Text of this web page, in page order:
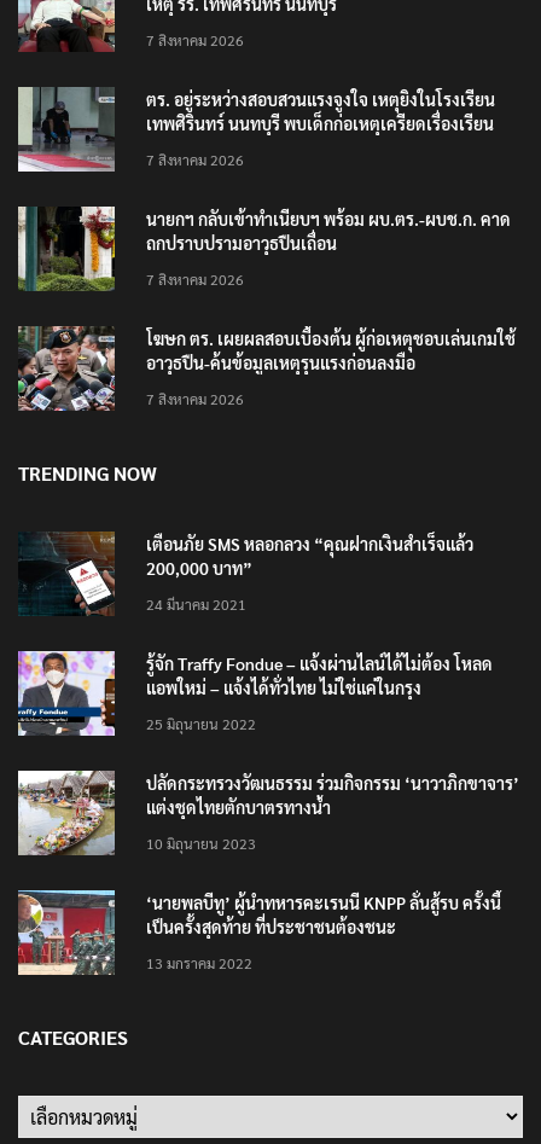
7 สิงหาคม 2026
ตร. อยู่ระหว่างสอบสวนแรงจูงใจ เหตุยิงในโรงเรียน
เทพศิรินทร์ นนทบุรี พบเด็กก่อเหตุเครียดเรื่องเรียน
7 สิงหาคม 2026
นายกฯ กลับเข้าทำเนียบฯ พร้อม ผบ.ตร.-ผบช.ก. คาด
ถกปราบปรามอาวุธปืนเถื่อน
7 สิงหาคม 2026
โฆษก ตร. เผยผลสอบเบื้องต้น ผู้ก่อเหตุชอบเล่นเกมใช้
อาวุธปืน-ค้นข้อมูลเหตุรุนแรงก่อนลงมือ
7 สิงหาคม 2026
TRENDING NOW
เตือนภัย SMS หลอกลวง “คุณฝากเงินสำเร็จแล้ว
200,000 บาท”
24 มีนาคม 2021
รู้จัก Traffy Fondue – แจ้งผ่านไลน์ได้ไม่ต้อง โหลด
แอพใหม่ – แจ้งได้ทั่วไทย ไม่ใช่แค่ในกรุง
25 มิถุนายน 2022
ปลัดกระทรวงวัฒนธรรม ร่วมกิจกรรม ‘นาวาภิกขาจาร’
แต่งชุดไทยตักบาตรทางน้ำ
10 มิถุนายน 2023
‘นายพลบีทู’ ผู้นำทหารคะเรนนี KNPP ลั่นสู้รบ ครั้งนี้
เป็นครั้งสุดท้าย ที่ประชาชนต้องชนะ
13 มกราคม 2022
CATEGORIES
Categories